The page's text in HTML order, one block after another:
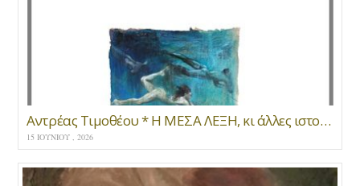
Αντρέας Τιμοθέου * Η ΜΕΣΑ ΛΕΞΗ, κι άλλες ιστορίες του βυθού
15 ΙΟΥΝΊΟΥ , 2026